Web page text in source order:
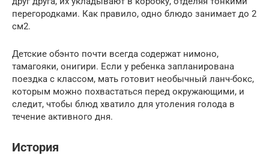
перегородками. Как правило, одно блюдо занимает до 2
см2.
Детские обэнто почти всегда содержат нимоно,
тамагояки, онигири. Если у ребенка запланирована
поездка с классом, мать готовит необычный ланч-бокс,
которым можно похвастаться перед окружающими, и
следит, чтобы блюд хватило для утоления голода в
течение активного дня.
История